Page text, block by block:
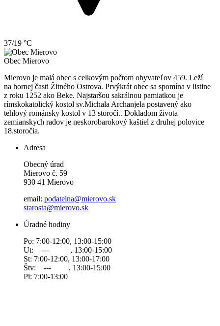
37/19 °C
Obec Mierovo
Mierovo je malá obec s celkovým počtom obyvateľov 459. Leží
na hornej časti Žitného Ostrova. Prvýkrát obec sa spomína v listine
z roku 1252 ako Beke. Najstaršou sakrálnou pamiatkou je
rímskokatolický kostol sv.Michala Archanjela postavený ako
tehlový románsky kostol v 13 storočí.. Dokladom života
zemianskych radov je neskorobarokový kaštiel z druhej polovice
18.storočia.
Adresa
Obecný úrad
Mierovo č. 59
930 41 Mierovo
email: podatelna@mierovo.sk
starosta@mierovo.sk
Úradné hodiny
Po: 7:00-12:00, 13:00-15:00
Ut: --- , 13:00-15:00
St: 7:00-12:00, 13:00-17:00
Štv: --- , 13:00-15:00
Pi: 7:00-13:00